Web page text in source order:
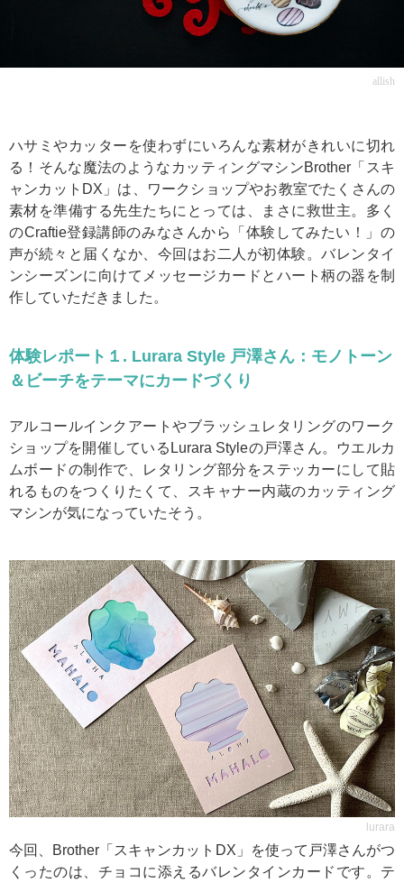
allish
ハサミやカッターを使わずにいろんな素材がきれいに切れ
る！そんな魔法のようなカッティングマシンBrother「スキ
ャンカットDX」は、ワークショップやお教室でたくさんの
素材を準備する先生たちにとっては、まさに救世主。多く
のCraftie登録講師のみなさんから「体験してみたい！」の
声が続々と届くなか、今回はお二人が初体験。バレンタイ
ンシーズンに向けてメッセージカードとハート柄の器を制
作していただきました。
体験レポート１. Lurara Style 戸澤さん：モノトーン
＆ビーチをテーマにカードづくり
アルコールインクアートやブラッシュレタリングのワーク
ショップを開催しているLurara Styleの戸澤さん。ウエルカ
ムボードの制作で、レタリング部分をステッカーにして貼
れるものをつくりたくて、スキャナー内蔵のカッティング
マシンが気になっていたそう。
lurara
今回、Brother「スキャンカットDX」を使って戸澤さんがつ
くったのは、チョコに添えるバレンタインカードです。テ